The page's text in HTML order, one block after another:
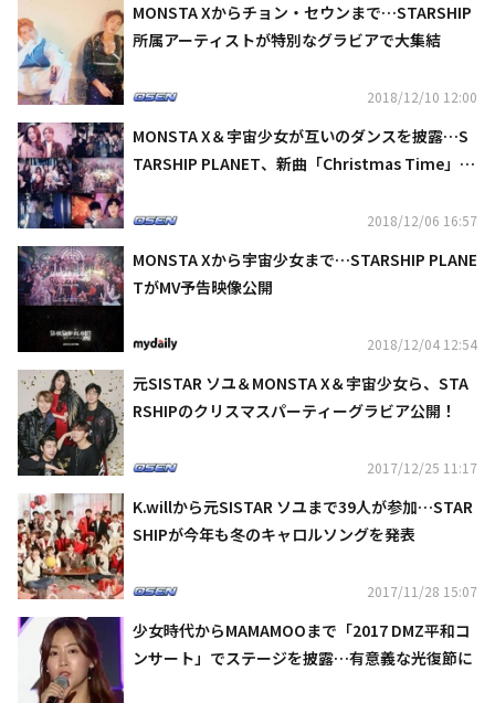
MONSTA Xからチョン・セウンまで…STARSHIP
所属アーティストが特別なグラビアで大集結
2018/12/10 12:00
MONSTA X＆宇宙少女が互いのダンスを披露…S
TARSHIP PLANET、新曲「Christmas Time」M
2018/12/06 16:57
MONSTA Xから宇宙少女まで…STARSHIP PLANE
TがMV予告映像公開
2018/12/04 12:54
元SISTAR ソユ＆MONSTA X＆宇宙少女ら、STA
RSHIPのクリスマスパーティーグラビア公開！
2017/12/25 11:17
K.willから元SISTAR ソユまで39人が参加…STAR
SHIPが今年も冬のキャロルソングを発表
2017/11/28 15:07
少女時代からMAMAMOOまで「2017 DMZ平和コ
ンサート」でステージを披露…有意義な光復節に